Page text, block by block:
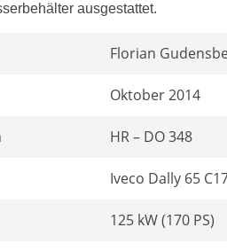
ausgestattet.
Florian
Oktober 2014
HR – DO 348
Iveco Dally 65
125 kW (170 PS)